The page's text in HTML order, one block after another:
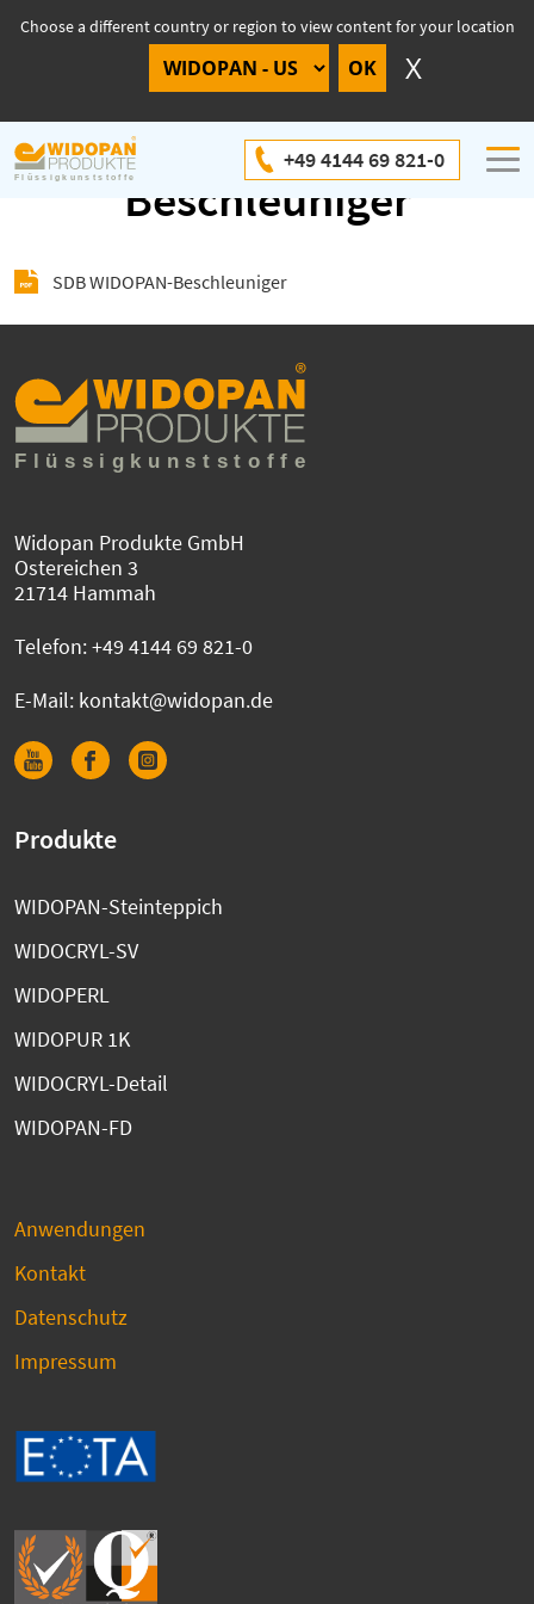
Choose a different country or region to view content for your location
+49 4144 69 821-0
SDB WIDOPAN-
Beschleuniger
SDB WIDOPAN-Beschleuniger
Widopan Produkte GmbH
Ostereichen 3
21714 Hammah
Telefon:+49 4144 69 821-0
E-Mail: kontakt@widopan.de
Produkte
WIDOPAN-Steinteppich
WIDOCRYL-SV
WIDOPERL
WIDOPUR 1K
WIDOCRYL-Detail
WIDOPAN-FD
Anwendungen
Kontakt
Datenschutz
Impressum